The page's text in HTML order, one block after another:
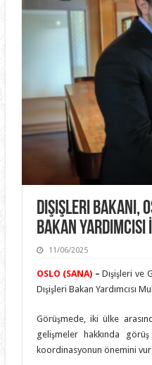
Dışişleri Bakanı,
Bakan
11/06/2025
OSLO (SANA) – Dışişleri ve
Dışişleri Bakan Yardımcısı
Görüşmede, iki ülke
gelişmeler hakkında
koordinasyonun önemini